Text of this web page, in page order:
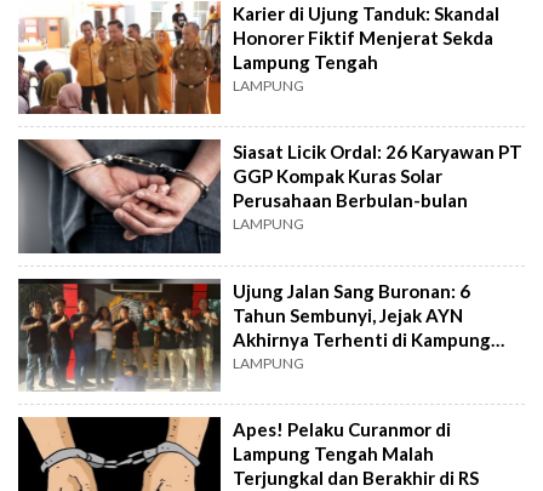
Karier di Ujung Tanduk: Skandal
Honorer Fiktif Menjerat Sekda
Lampung Tengah
LAMPUNG
Siasat Licik Ordal: 26 Karyawan PT
GGP Kompak Kuras Solar
Perusahaan Berbulan-bulan
LAMPUNG
Ujung Jalan Sang Buronan: 6
Tahun Sembunyi, Jejak AYN
Akhirnya Terhenti di Kampung
Sendiri
LAMPUNG
Apes! Pelaku Curanmor di
Lampung Tengah Malah
Terjungkal dan Berakhir di RS